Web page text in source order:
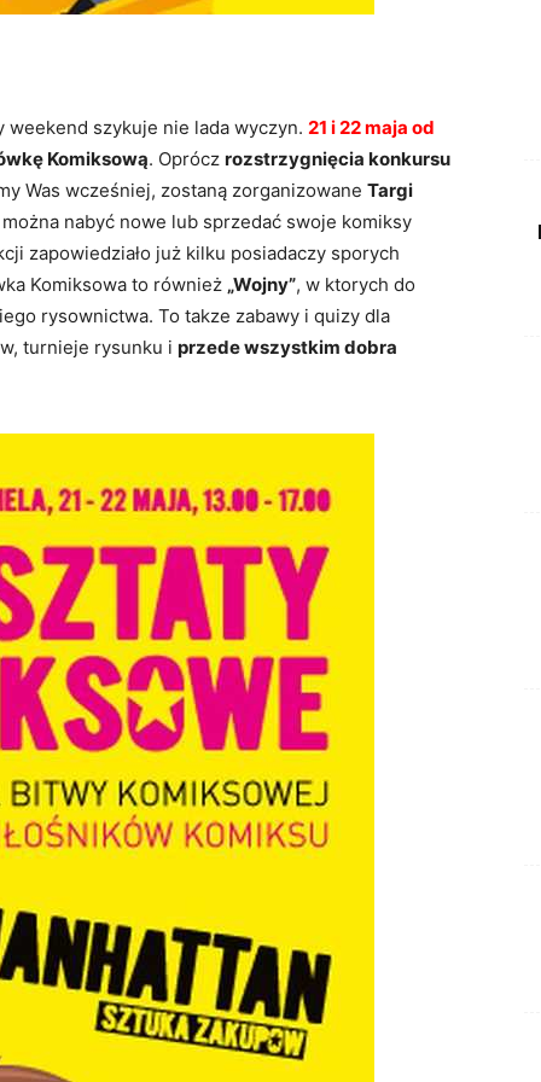
szykuje nie lada wyczyn. 21 i 22 maja od
Komiksową. Oprócz rozstrzygnięcia konkursu
Was wcześniej, zostaną zorganizowane Targi
nabyć nowe lub sprzedać swoje komiksy
zapowiedziało już kilku posiadaczy sporych
Komiksowa to również „Wojny”, w ktorych do
rysownictwa. To takze zabawy i quizy dla
turnieje rysunku i przede wszystkim dobra